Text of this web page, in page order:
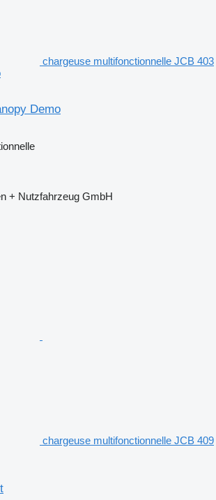
chargeuse multifonctionnelle JCB 403
Demo
+ Nutzfahrzeug GmbH
chargeuse multifonctionnelle JCB 409